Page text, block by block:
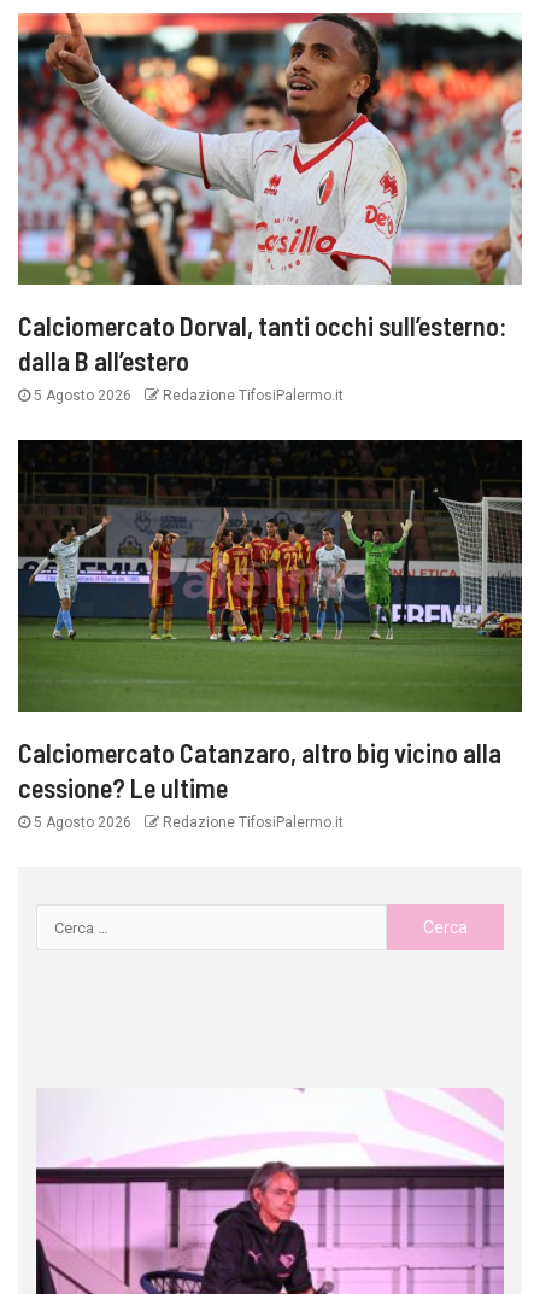
Calciomercato Dorval, tanti occhi sull’esterno:
dalla B all’estero
5 Agosto 2026 Redazione TifosiPalermo.it
Calciomercato Catanzaro, altro big vicino alla
cessione? Le ultime
5 Agosto 2026 Redazione TifosiPalermo.it